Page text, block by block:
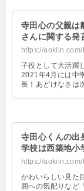
寺田心の父親は
さんに関する発
https://
子役として大活躍
2021年4月には中
長！あどけなさは
寺田心くんの出
学校は西築地小
https://
かわいらしい見た
囲への気配りなど